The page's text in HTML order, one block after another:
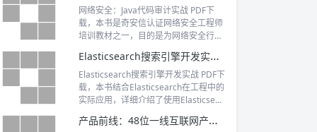
网络安全：Java代码审计实战 PDF下
载，本书是奇安信认证网络安全工程师
培训教材之一，目的是为网络安全行业
Elasticsearch搜索引擎开发实战 PDF下载
Elasticsearch搜索引擎开发实战 PDF下
载，本书结合Elasticsearch在工程中的
实际应用，详细介绍了使用Elasticsear
技术，从而实现系统监控
产品前线：48位一线互联网产品经理的智慧与实战 PDF下载